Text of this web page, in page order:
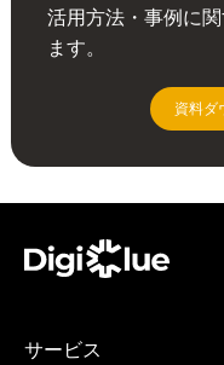
活用方法・事例に
ます。
資料ダ
サービス